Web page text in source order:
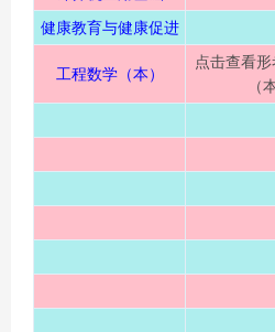
健康教育与健康促进
工程数学（本）
点击查看
（